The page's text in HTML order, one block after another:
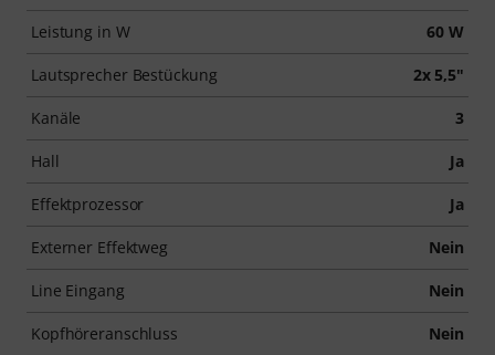
Leistung in W 60 W
Lautsprecher Bestückung 2x 5,5"
Kanäle 3
Hall Ja
Effektprozessor Ja
Externer Effektweg Nein
Line Eingang Nein
Kopfhöreranschluss Nein